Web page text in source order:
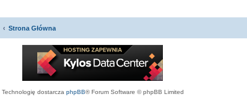
Strona Główna
Technologię dostarcza phpBB® Forum Software © phpBB Limited